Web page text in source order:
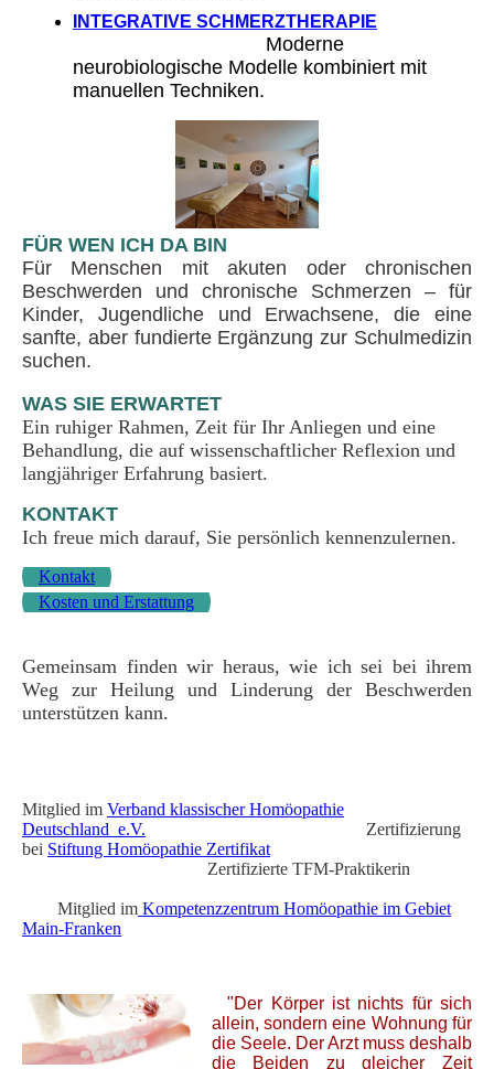
INTEGRATIVE SCHMERZTHERAPIE
Moderne
neurobiologische Modelle kombiniert mit
manuellen Techniken.
FÜR WEN ICH DA BIN
Für Menschen mit akuten oder chronischen
Beschwerden und chronische Schmerzen – für
Kinder, Jugendliche und Erwachsene, die eine
sanfte, aber fundierte Ergänzung zur Schulmedizin
suchen.
WAS SIE ERWARTET
Ein ruhiger Rahmen, Zeit für Ihr Anliegen und eine
Behandlung, die auf wissenschaftlicher Reflexion und
langjähriger Erfahrung basiert.
KONTAKT
Ich freue mich darauf, Sie persönlich kennenzulernen.
Kontakt
Kosten und Erstattung
Gemeinsam finden wir heraus, wie ich sei bei ihrem
Weg zur Heilung und Linderung der Beschwerden
unterstützen kann.
Mitglied im Verband klassischer Homöopathie
Deutschland e.V.
Zertifizierung
bei Stiftung Homöopathie Zertifikat
Zertifizierte TFM-Praktikerin
Mitglied im Kompetenzzentrum Homöopathie im Gebiet
Main-Franken
"Der Körper ist nichts für sich
allein, sondern eine Wohnung für
die Seele. Der Arzt muss deshalb
die Beiden zu gleicher Zeit